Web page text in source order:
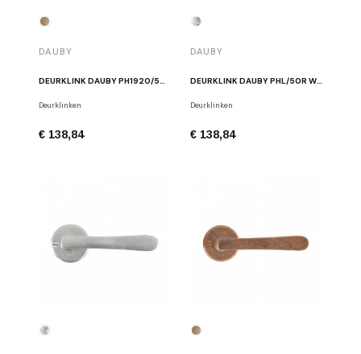
DAUBY
DEURKLINK DAUBY PH1920/50Q RUW BRONS
Deurklinken
€ 138,84
DAUBY
DEURKLINK DAUBY PHL/50R WIT BRONS
Deurklinken
€ 138,84